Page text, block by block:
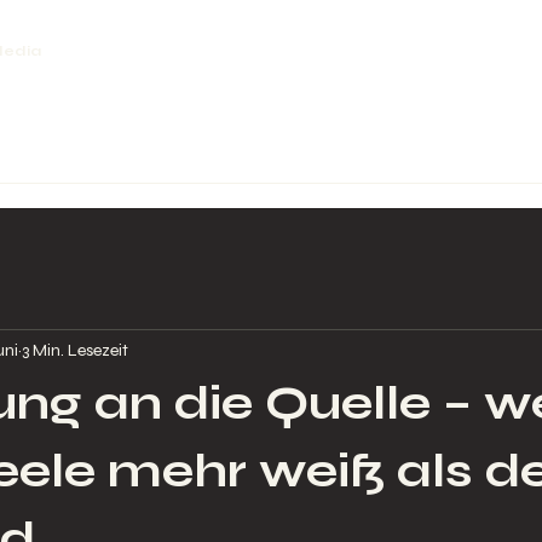
an die Quelle –
mehr weiß als
3 Min. Lesezeit